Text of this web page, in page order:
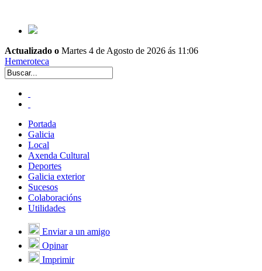
Actualizado o Martes 4 de Agosto de 2026 ás 11:06
Hemeroteca
Portada
Galicia
Local
Axenda Cultural
Deportes
Galicia exterior
Sucesos
Colaboracións
Utilidades
Enviar a un amigo
Opinar
Imprimir